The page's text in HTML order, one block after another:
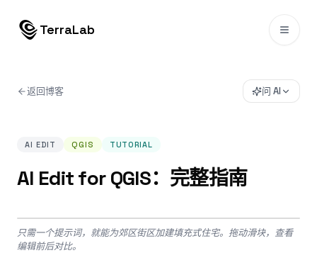
TerraLab
返回博客 问 AI
AI EDIT QGIS TUTORIAL
AI Edit for QGIS：完整指南
BEFORE AFTER
只需一个提示词，就能为郊区街区加建填充式住宅。拖动滑块，查看
编辑前后对比。